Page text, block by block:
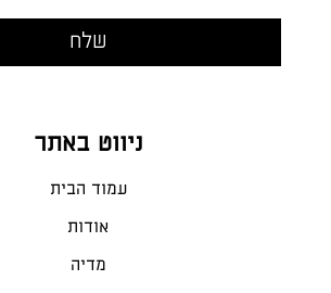
ניווט באתר
עמוד הבית
אודות
מדיה